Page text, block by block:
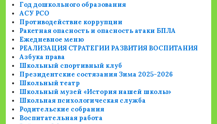
Год дошкольного образования
АСУ РСО
Противодействие коррупции
Ракетная опасность и опасность атаки БПЛА
Ежедневное меню
РЕАЛИЗАЦИЯ СТРАТЕГИИ РАЗВИТИЯ ВОСПИТАНИЯ
Азбука права
Школьный спортивный клуб
Президентские состязания Зима 2025-2026
Школьный театр
Школьный музей «История нашей школы»
Школьная психологическая служба
Родительские собрания
Воспитательная работа